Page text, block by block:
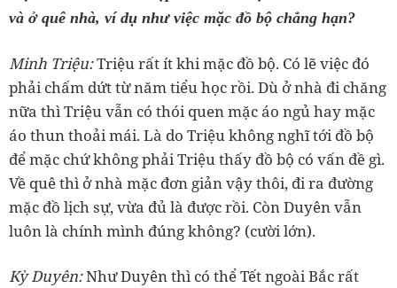
và ở quê nhà, ví dụ như việc mặc đồ bộ chẳng hạn?
‏Minh Triệu:Triệu rất ít khi mặc đồ bộ. Có lẽ việc đó
phải chấm dứt từ năm tiểu học rồi. Dù ở nhà đi chăng
nữa thì Triệu vẫn có thói quen mặc áo ngủ hay mặc
áo thun thoải mái. Là do Triệu không nghĩ tới đồ bộ
để mặc chứ không phải Triệu thấy đồ bộ có vấn đề gì.
Về quê thì ở nhà mặc đơn giản vậy thôi, đi ra đường
mặc đồ lịch sự, vừa đủ là được rồi. Còn Duyên vẫn
‏Kỳ Duyên:Như Duyên thì có thể Tết ngoài Bắc rất